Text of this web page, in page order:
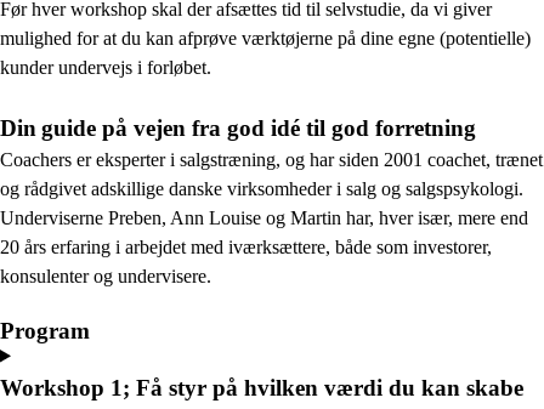
Før hver workshop skal der afsættes tid til selvstudie, da vi giver
mulighed for at du kan afprøve værktøjerne på dine egne (potentielle)
kunder undervejs i forløbet.
Din guide på vejen fra god idé til god forretning
Coachers er eksperter i salgstræning, og har siden 2001 coachet, trænet
og rådgivet adskillige danske virksomheder i salg og salgspsykologi.
Underviserne Preben, Ann Louise og Martin har, hver især, mere end
20 års erfaring i arbejdet med iværksættere, både som investorer,
konsulenter og undervisere.
Program
Workshop 1; Få styr på hvilken værdi du kan skabe